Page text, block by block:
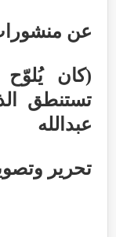
عن منشورات
(كان
تستنطق
عبدالله
تحرير